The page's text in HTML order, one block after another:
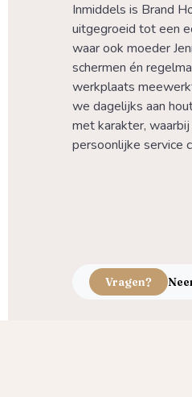
Inmiddels is Brand
uitgegroeid tot een
waar ook moeder
schermen én
werkplaats
we dagelijks aan
met karakter,
persoonlijke service
Vragen?